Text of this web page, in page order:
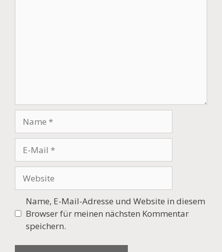
Mail
Name, E-Mail-Adresse und Website in diesem
Browser für meinen nächsten Kommentar
speichern.